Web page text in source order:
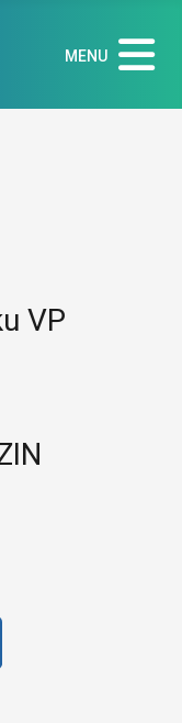
MENU
VP